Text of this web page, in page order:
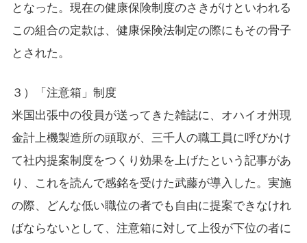
となった。現在の健康保険制度のさきがけといわれる
この組合の定款は、健康保険法制定の際にもその骨子
とされた。
３）「注意箱」制度
米国出張中の役員が送ってきた雑誌に、オハイオ州現
金計上機製造所の頭取が、三千人の職工員に呼びかけ
て社内提案制度をつくり効果を上げたという記事があ
り、これを読んで感銘を受けた武藤が導入した。実施
の際、どんな低い職位の者でも自由に提案できなけれ
ばならないとして、注意箱に対して上役が下位の者に